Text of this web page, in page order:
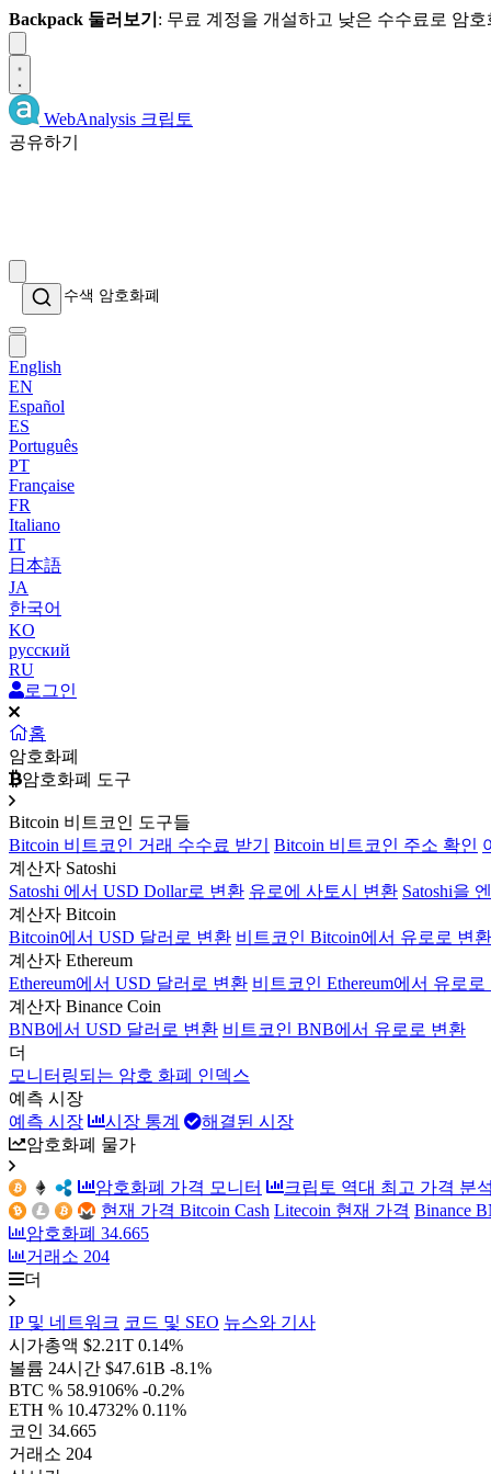
Backpack 둘러보기 : 무료 계정을 개설하고 낮은 수수료로 암
WebAnalysis 크립토
공유하기
English
EN
Español
ES
Português
PT
Française
FR
Italiano
IT
日本語
JA
한국어
KO
русский
RU
로그인
홈
암호화폐
암호화폐 도구
Bitcoin 비트코인 도구들
Bitcoin 비트코인 거래 수수료 받기
Bitcoin 비트코인 주소 확인
계산자 Satoshi
Satoshi 에서 USD Dollar로 변환 유로에 사토시 변환 Satoshi을
계산자 Bitcoin
Bitcoin에서 USD 달러로 변환 비트코인 Bitcoin에서 유로로 변환
계산자 Ethereum
Ethereum에서 USD 달러로 변환 비트코인 Ethereum에서 유로로
계산자 Binance Coin
BNB에서 USD 달러로 변환 비트코인 BNB에서 유로로 변환
더
모니터링되는 암호 화폐 인덱스
예측 시장
예측 시장
시장 통계
해결된 시장
암호화폐 물가
암호화폐 가격 모니터 크립토 역대 최고 가격 분석
현재 가격 Bitcoin Cash Litecoin 현재 가격 Binance
암호화폐 34.665
거래소 204
더
IP 및 네트워크 코드 및 SEO 뉴스와 기사
시가총액 $2.21T 0.14%
볼륨 24시간 $47.61B -8.1%
BTC % 58.9106% -0.2%
ETH % 10.4732% 0.11%
코인 34.665
거래소 204